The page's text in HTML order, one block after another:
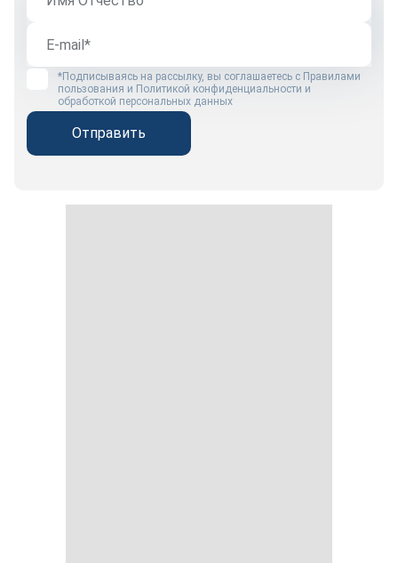
*Подписываясь на рассылку, вы соглашаетесь с Правилами
пользования и Политикой конфиденциальности и
обработкой персональных данных
Отправить